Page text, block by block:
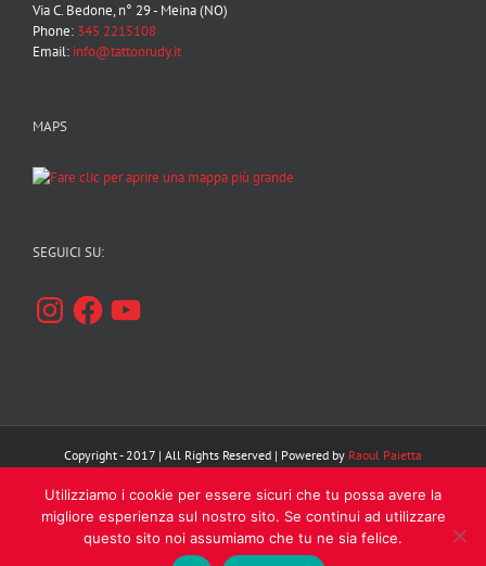
Via C. Bedone, n° 29 - Meina (NO)
Phone: 345 2215108
Email: info@tattoorudy.it
MAPS
SEGUICI SU:
InstagramFacebookYouTube
Copyright - 2017 | All Rights Reserved | Powered by Raoul Paietta
FacebookInstagram
YouTube
Utilizziamo i cookie per essere sicuri che tu possa avere la
migliore esperienza sul nostro sito. Se continui ad utilizzare
questo sito noi assumiamo che tu ne sia felice.